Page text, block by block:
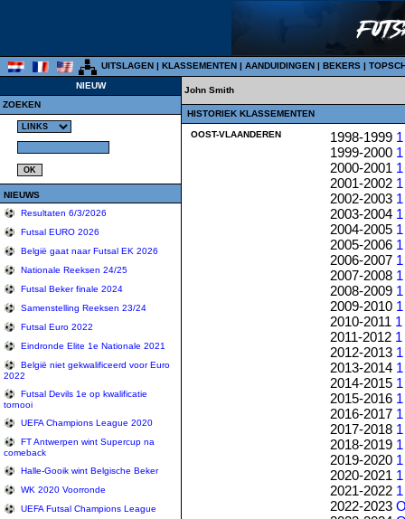
UITSLAGEN | KLASSEMENTEN | AANDUIDINGEN | BEKERS |
NIEUW
ZOEKEN
NIEUWS
Resultaten 6/3/2026
Futsal EURO 2026
België gaat naar Futsal EK 2026
Nationale Reeksen 24/25
Futsal Beker finale 2024
Samenstelling Reeksen 23/24
Futsal Euro 2022
Eindronde Elite 1e Nationale 2021
België niet gekwalificeerd voor Euro
2022
Futsal Devils 1e op kwalificatie
tornooi
UEFA Champions League 2020
FT Antwerpen wint Supercup na
comeback
Halle-Gooik wint Belgische Beker
WK 2020 Voorronde
UEFA Futsal Champions League
John Smith
HISTORIEK KLASSEMENTEN
OOST-VLAANDEREN 1998-1999 1
1999-2000 1
2000-2001 1
2001-2002 1
2002-2003 1
2003-2004 1
2004-2005 1
2005-2006 1
2006-2007 1
2007-2008 1
2008-2009 1
2009-2010 1
2010-2011 1
2011-2012 1
2012-2013 1
2013-2014 1
2014-2015 1
2015-2016 1
2016-2017 1
2017-2018 1
2018-2019 1
2019-2020 1
2020-2021 1
2021-2022 1
2022-2023